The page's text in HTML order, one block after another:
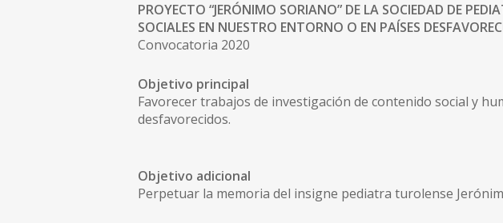
PROYECTO “JERÓNIMO SORIANO” DE LA SOCIEDAD DE
SOCIALES EN NUESTRO ENTORNO O EN PAÍSES
Convocatoria 2020
Objetivo principal
Favorecer trabajos de investigación de contenido social y
desfavorecidos.
Objetivo adicional
Perpetuar la memoria del insigne pediatra turolense